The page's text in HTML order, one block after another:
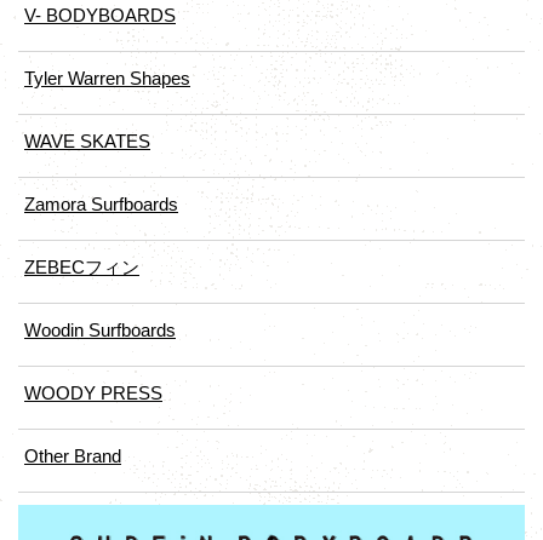
V- BODYBOARDS
Tyler Warren Shapes
WAVE SKATES
Zamora Surfboards
ZEBECフィン
Woodin Surfboards
WOODY PRESS
Other Brand